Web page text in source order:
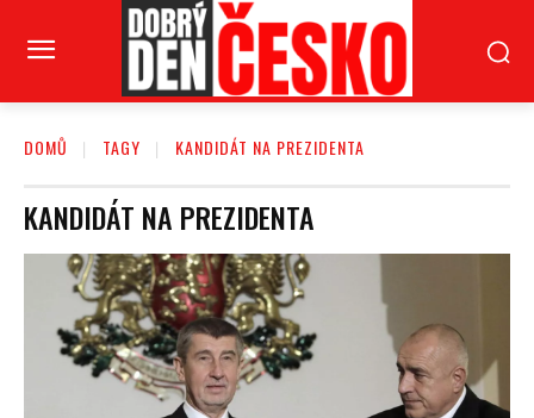
DOMŮ TAGY KANDIDÁT NA PREZIDENTA
KANDIDÁT NA PREZIDENTA